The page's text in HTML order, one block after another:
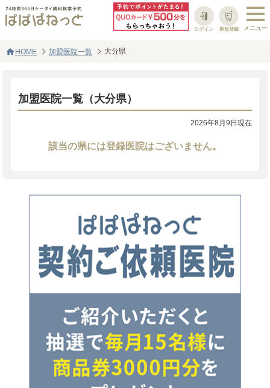
新規登録
ログイン
homeHOME 加盟医院一覧 大分県
加盟医院一覧（大分県）
2026年8月9日現在
該当の県には登録医院はございません。